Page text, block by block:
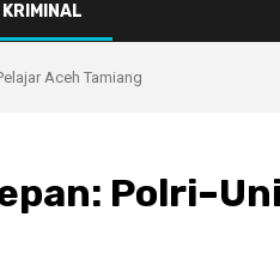
Aceh Tamiang